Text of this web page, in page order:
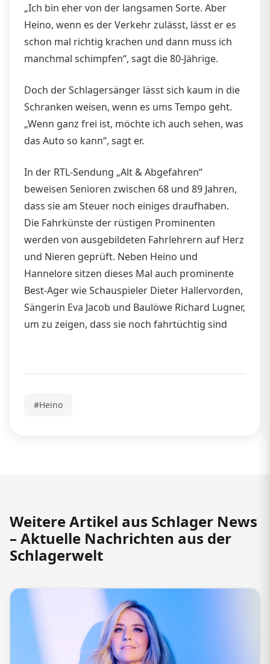
„Ich bin eher von der langsamen Sorte. Aber
Heino, wenn es der Verkehr zulässt, lässt er es
schon mal richtig krachen und dann muss ich
manchmal schimpfen“, sagt die 80-Jährige.
Doch der Schlagersänger lässt sich kaum in die
Schranken weisen, wenn es ums Tempo geht.
„Wenn ganz frei ist, möchte ich auch sehen, was
das Auto so kann“, sagt er.
In der RTL-Sendung „Alt & Abgefahren“
beweisen Senioren zwischen 68 und 89 Jahren,
dass sie am Steuer noch einiges draufhaben.
Die Fahrkünste der rüstigen Prominenten
werden von ausgebildeten Fahrlehrern auf Herz
und Nieren geprüft. Neben Heino und
Hannelore sitzen dieses Mal auch prominente
Best-Ager wie Schauspieler Dieter Hallervorden,
Sängerin Eva Jacob und Baulöwe Richard Lugner,
um zu zeigen, dass sie noch fahrtüchtig sind
#Heino
Weitere Artikel aus Schlager News
– Aktuelle Nachrichten aus der
Schlagerwelt